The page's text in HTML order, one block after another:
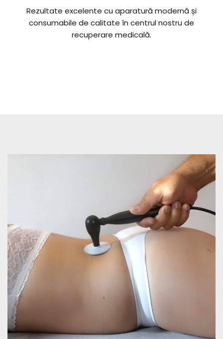
Rezultate excelente cu aparatură modernă și
consumabile de calitate în centrul nostru de
recuperare medicală.